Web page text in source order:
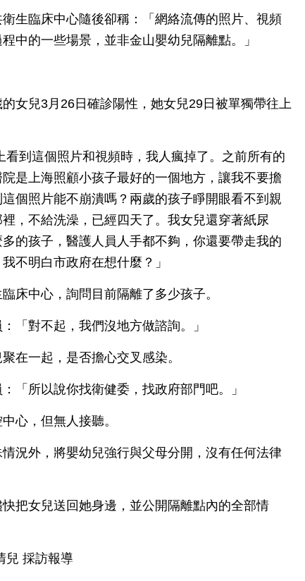
生臨床中心隨後卻稱：「網絡流傳的照片、視頻
中的一些場景，並非金山嬰幼兒隔離點。」
女兒3月26日確診陽性，她女兒29日被單獨帶往上
到這個照片和視頻時，我人瘋掉了。之前所有的
是上海照顧小孩子最好的一個地方，讓我不要擔
個照片能不崩潰嗎？兩歲的孩子睜開眼看不到親
，不給洗澡，已經四天了。我女兒還穿著紙尿
的孩子，醫護人員人手都不夠，你還要帶走我的
不明白市政府在想什麼？」
床中心，詢問目前隔離了多少孩子。
「對不起，我們沒地方做諮詢。」
在一起，是否擔心交叉感染。
「所以說你找衛健委，找政府部門吧。」
心，但無人接聽。
況外，將嬰幼兒強行與父母分開，沒有任何法律
把女兒送回她身邊，並公開隔離點內的全部情
兒 採訪報導